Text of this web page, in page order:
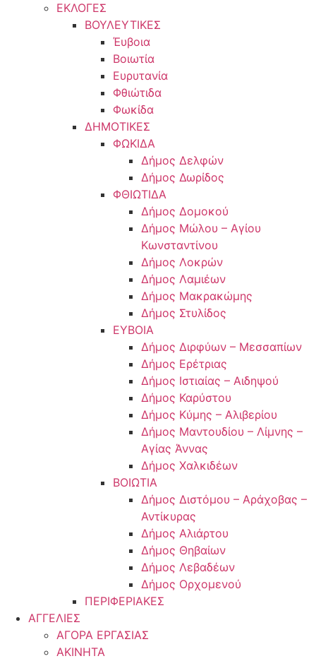
ΕΚΛΟΓΕΣ
ΒΟΥΛΕΥΤΙΚΕΣ
Έυβοια
Βοιωτία
Ευρυτανία
Φθιώτιδα
Φωκίδα
ΔΗΜΟΤΙΚΕΣ
ΦΩΚΙΔΑ
Δήμος Δελφών
Δήμος Δωρίδος
ΦΘΙΩΤΙΔΑ
Δήμος Δομοκού
Δήμος Μώλου – Αγίου
Κωνσταντίνου
Δήμος Λοκρών
Δήμος Λαμιέων
Δήμος Μακρακώμης
Δήμος Στυλίδος
ΕΥΒΟΙΑ
Δήμος Διρφύων – Μεσσαπίων
Δήμος Ερέτριας
Δήμος Ιστιαίας – Αιδηψού
Δήμος Καρύστου
Δήμος Κύμης – Αλιβερίου
Δήμος Μαντουδίου – Λίμνης –
Αγίας Άννας
Δήμος Χαλκιδέων
ΒΟΙΩΤΙΑ
Δήμος Διστόμου – Αράχοβας –
Αντίκυρας
Δήμος Αλιάρτου
Δήμος Θηβαίων
Δήμος Λεβαδέων
Δήμος Ορχομενού
ΠΕΡΙΦΕΡΙΑΚΕΣ
ΑΓΓΕΛΙΕΣ
ΑΓΟΡΑ ΕΡΓΑΣΙΑΣ
ΑΚΙΝΗΤΑ